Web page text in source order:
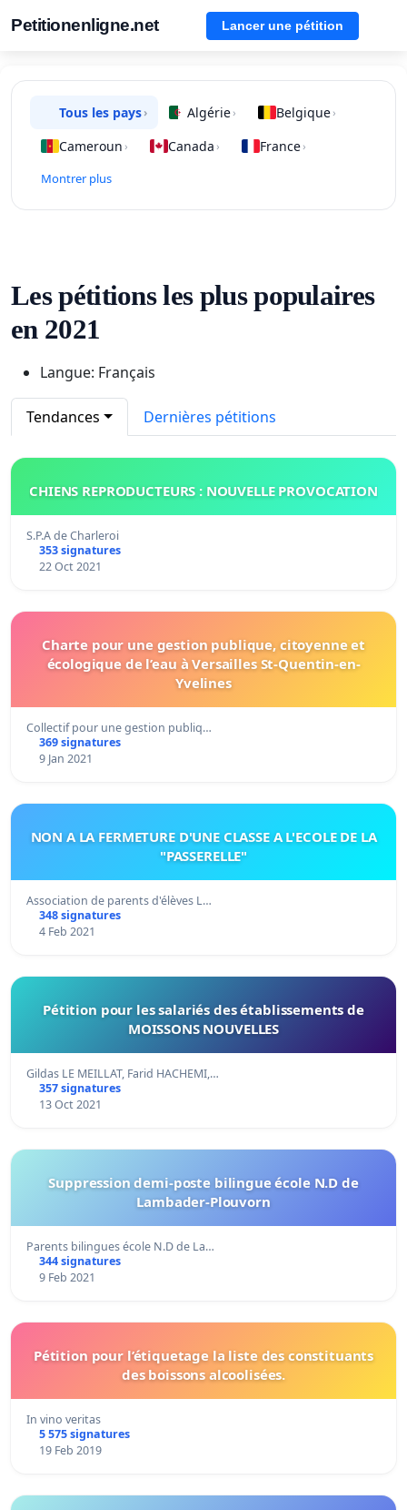
Petitionenligne.net Lancer une pétition
Tous les pays› Algérie› Belgique›
Cameroun › Canada › France›
Montrer plus
Les pétitions les plus populaires
en 2021
Langue: Français
Tendances Dernières pétitions
CHIENS REPRODUCTEURS : NOUVELLE PROVOCATION
S.P.A de Charleroi
353 signatures
22 Oct 2021
Charte pour une gestion publique, citoyenne et
écologique de l’eau à Versailles St-Quentin-en-
Yvelines
Collectif pour une gestion publiq…
369 signatures
9 Jan 2021
NON A LA FERMETURE D'UNE CLASSE A L'ECOLE DE LA
"PASSERELLE"
Association de parents d'élèves L…
348 signatures
4 Feb 2021
Pétition pour les salariés des établissements de
MOISSONS NOUVELLES
Gildas LE MEILLAT, Farid HACHEMI,…
357 signatures
13 Oct 2021
Suppression demi-poste bilingue école N.D de
Lambader-Plouvorn
Parents bilingues école N.D de La…
344 signatures
9 Feb 2021
Pétition pour l’étiquetage la liste des constituants
des boissons alcoolisées.
In vino veritas
5 575 signatures
19 Feb 2019